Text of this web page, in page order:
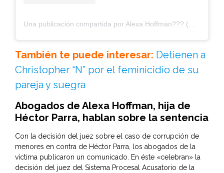
También te puede interesar: Detienen a
Christopher “N” por el feminicidio de su
pareja y suegra
Abogados de Alexa Hoffman, hija de
Héctor Parra, hablan sobre la sentencia
Con la decisión del juez sobre el caso de corrupción de
menores en contra de Héctor Parra, los abogados de la
víctima publicaron un comunicado. En éste «celebran» la
decisión del juez del Sistema Procesal Acusatorio de la